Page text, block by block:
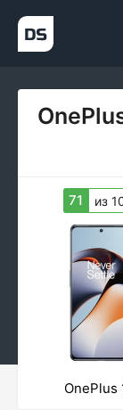
71 из
OnePlus